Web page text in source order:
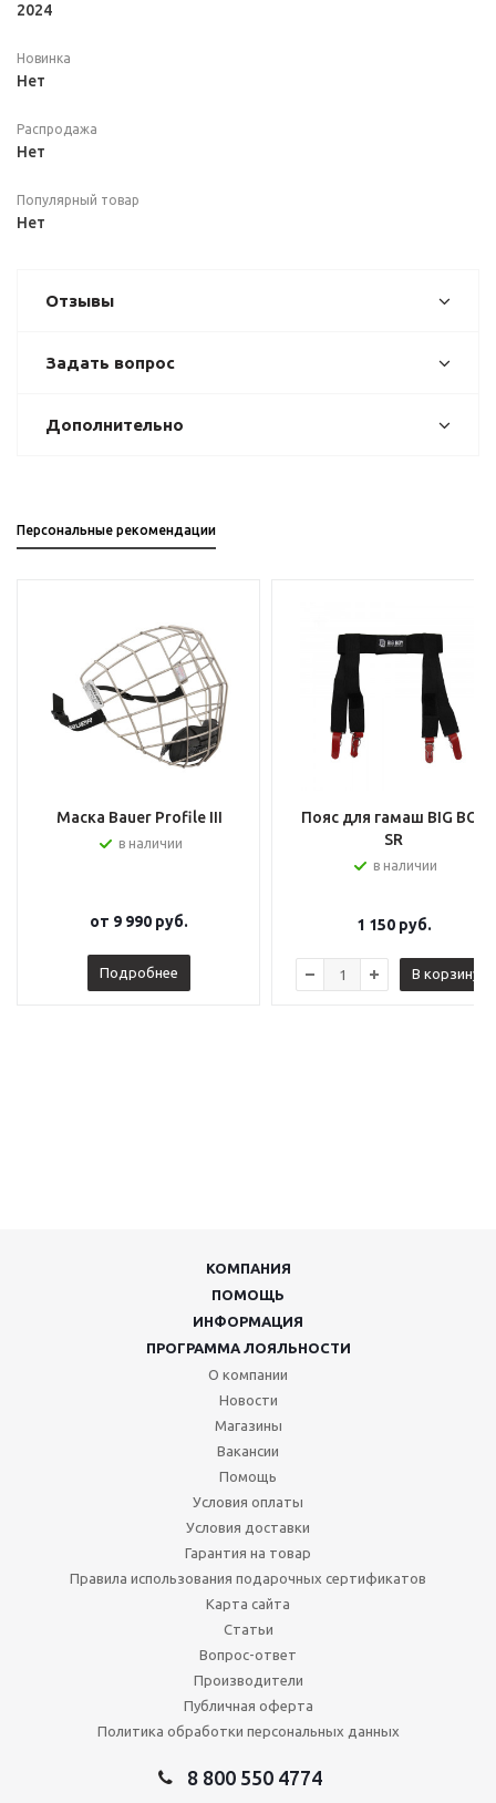
2024
Новинка
Нет
Распродажа
Нет
Популярный товар
Нет
Отзывы
Задать вопрос
Дополнительно
Персональные рекомендации
Маска Bauer Profile III
в наличии
от 9 990 руб.
Подробнее
Пояс для гамаш BIG BOY
SR
в наличии
1 150руб.
В корзину
КОМПАНИЯ
ПОМОЩЬ
ИНФОРМАЦИЯ
ПРОГРАММА ЛОЯЛЬНОСТИ
О компании
Новости
Магазины
Вакансии
Помощь
Условия оплаты
Условия доставки
Гарантия на товар
Правила использования подарочных сертификатов
Карта сайта
Статьи
Вопрос-ответ
Производители
Публичная оферта
Политика обработки персональных данных
8 800 550 4774